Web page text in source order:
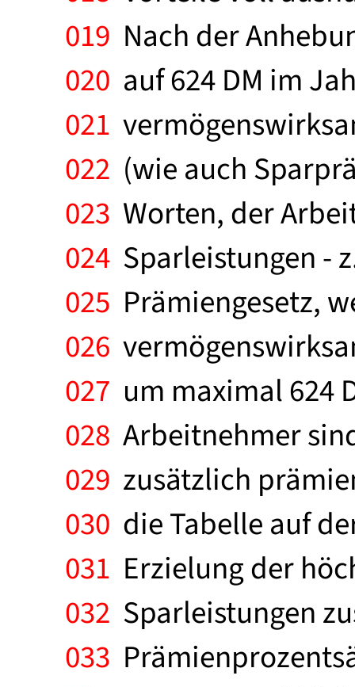
019 Nach der
020 auf 624 DM im
021
022 (wie auch
023 Worten, der
024 Sparleistungen -
025 Prämiengesetz,
026
027 um maximal 624
028 Arbeitnehmer
029 zusätzlich
030 die Tabelle auf
031 Erzielung der
032 Sparleistungen
033